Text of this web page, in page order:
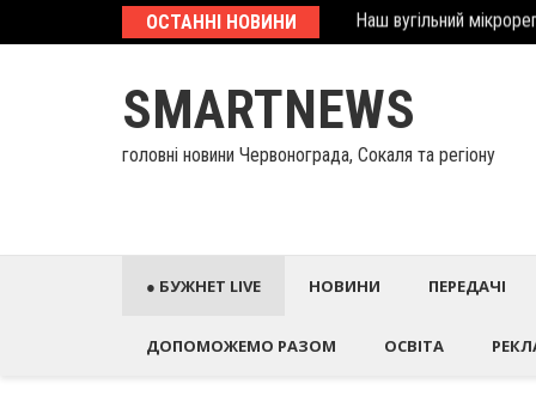
ОСТАННІ НОВИНИ У Палаці Потоцьких
SMARTNEWS
головні новини Червонограда, Сокаля та регіону
● БУЖНЕТ LIVE НОВИНИ ПЕРЕДАЧІ
ДОПОМОЖЕМО РАЗОМ ОСВІТА